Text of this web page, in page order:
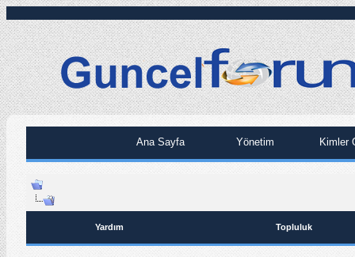
Ana Sayfa Yönetim Kimler
Yardım Topluluk